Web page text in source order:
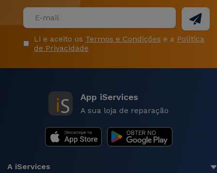
Li e aceito os Termos e Condições e a Política
de Privacidade
App iServices
A sua loja de reparação
A iServices